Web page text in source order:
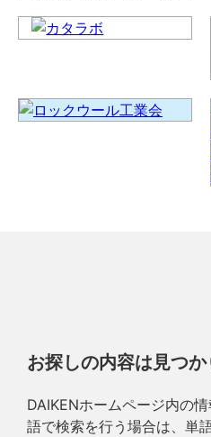
お探しの内容は見つか
DAIKENホームページ内の
語で検索を行う場合は、単